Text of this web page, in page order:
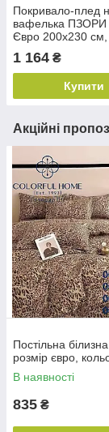
Покривало-плед
вафелька ПЗОРИ
Євро 200х230 см,
міксом
1 164 ₴
Купити
Акційні
Постільна
розмір євро,
В наявності
835 ₴